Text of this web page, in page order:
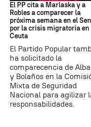
El PP cita a Marlaska y a
Robles a comparecer la
próxima semana en el
por la crisis migratoria en
Ceuta
El Partido Popular
ha solicitado la
comparecencia de
y Bolaños en la
Mixta de Seguridad
Nacional para agilizar
responsabilidades.